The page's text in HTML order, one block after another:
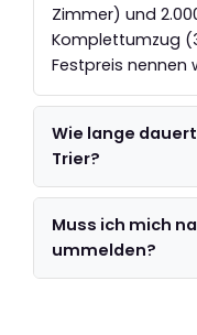
Zimmer) und
Komplettumzug
Festpreis nennen
Wie lange
Trier?
Muss ich mich
ummelden?